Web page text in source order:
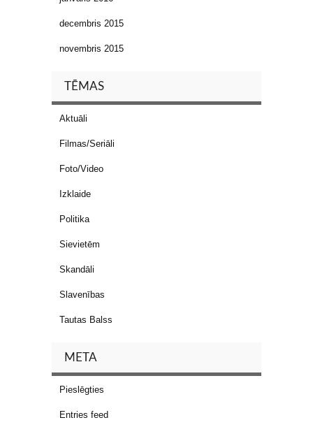
decembris 2015
novembris 2015
TĒMAS
Aktuāli
Filmas/Seriāli
Foto/Video
Izklaide
Politika
Sievietēm
Skandāli
Slavenības
Tautas Balss
META
Pieslēgties
Entries feed